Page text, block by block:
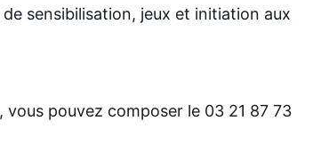
sensibilisation, jeux et initiation aux
pouvez composer le 03 21 87 73